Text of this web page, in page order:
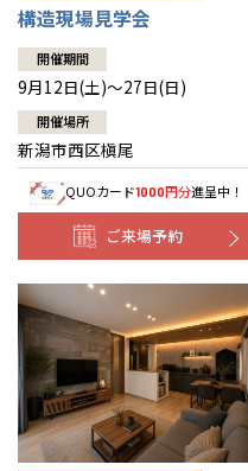
構造現場見学会
開催期間
9月12日(土)～27日(日)
開催場所
新潟市西区槇尾
QUOカード1000円分進呈中！
ご来場予約